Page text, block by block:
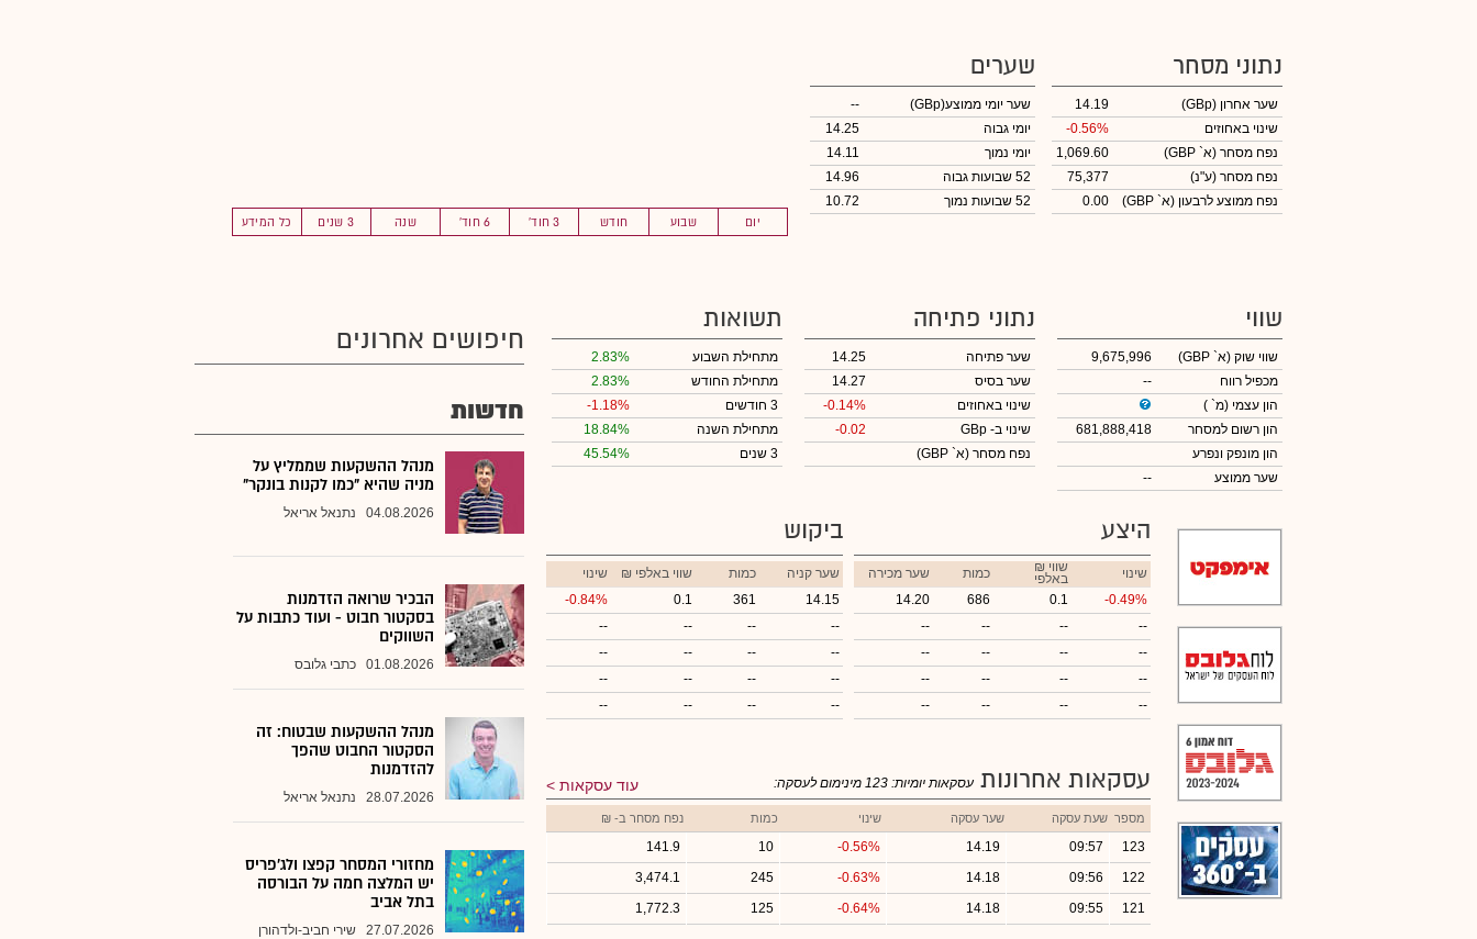
יום שבוע חודש 3 חוד' 6 חוד' שנה 3 שנים כל המידע
נתוני מסחר
שער אחרון (GBp)
14.19
שינוי באחוזים
-0.56%
נפח מסחר (א` GBP)
1,069.60
נפח מסחר (ע"נ)
75,377
נפח ממוצע לרבעון (א` GBP)
0.00
שערים
שער יומי ממוצע(GBp)
--
יומי גבוה
14.25
יומי נמוך
14.11
52 שבועות גבוה
14.96
52 שבועות נמוך
10.72
שווי
שווי שוק (א` GBP)
9,675,996
מכפיל רווח
--
הון עצמי (מ` )
הון רשום למסחר
681,888,418
הון מונפק ונפרע
שער ממוצע
--
נתוני פתיחה
שער פתיחה
14.25
שער בסיס
14.27
שינוי באחוזים
-0.14%
שינוי ב- GBp
-0.02
נפח מסחר (א` GBP)
תשואות
מתחילת השבוע
2.83%
מתחילת החודש
2.83%
3 חודשים
-1.18%
מתחילת השנה
18.84%
3 שנים
45.54%
היצע
שינוי ₪ שווי
באלפי כמות
שער מכירה
-0.49%
0.1
686
14.20
--
--
--
--
--
--
--
--
--
--
--
--
--
--
--
--
ביקוש
שער קניה כמות ₪ שווי באלפי
שינוי
14.15
361
0.1
-0.84%
--
--
--
--
--
--
--
--
--
--
--
--
--
--
--
--
עסקאות אחרונות עוד עסקאות עסקאות יומיות: 123 מינימום לעסקה:
מספר שעת עסקה שער עסקה שינוי כמות נפח מסחר ב- ₪
123
09:57
14.19
-0.56%
10
141.9
122
09:56
14.18
-0.63%
245
3,474.1
121
09:55
14.18
-0.64%
125
1,772.3
חיפושים אחרונים
חדשות
מנהל ההשקעות שממליץ על
מניה שהיא "כמו לקנות בונקר"
04.08.2026 נתנאל אריאל
הבכיר שרואה הזדמנות
בסקטור חבוט - ועוד כתבות על
השווקים
01.08.2026 כתבי גלובס
מנהל ההשקעות שבטוח: זה
הסקטור החבוט שהפך
להזדמנות
28.07.2026 נתנאל אריאל
מחזורי המסחר קפצו ולג'פריס
יש המלצה חמה על הבורסה
בתל אביב
27.07.2026 שירי חביב-ולדהורן